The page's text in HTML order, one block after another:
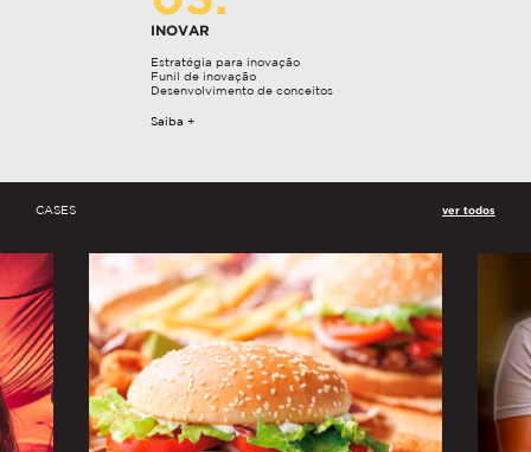
INOVAR
Estratégia para inovação
Funil de inovação
Desenvolvimento de conceitos
Saiba +
CASES ver todos